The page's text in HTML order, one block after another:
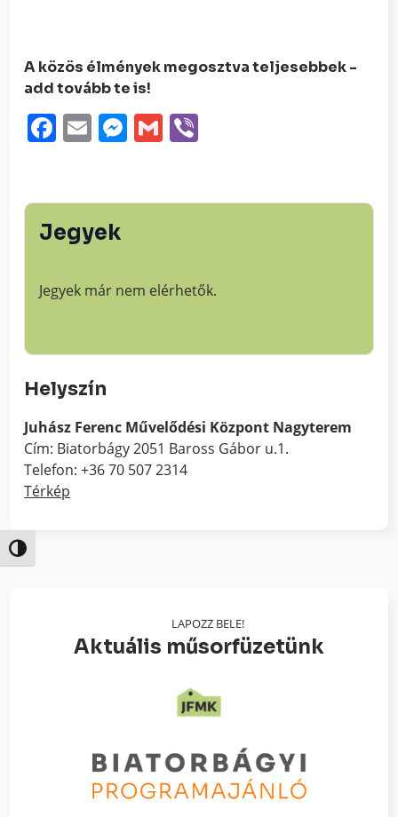
Nagy kontraszt váltása
A közös élmények megosztva teljesebbek -
add tovább te is!
Facebook
EmailMessenger
Gmail
Jegyek
Jegyek már nem elérhetők.
Helyszín
Juhász Ferenc Művelődési Központ Nagyterem
Cím: Biatorbágy 2051 Baross Gábor u.1.
Telefon: +36 70 507 2314
Térkép
LAPOZZ BELE!
Aktuális műsorfüzetünk